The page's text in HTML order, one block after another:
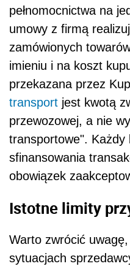
pełnomocnictwa na
umowy z firmą
zamówionych
imieniu i na koszt
przekazana przez
transport jest kwotą
przewozowej, a nie
transportowe". Każdy
sfinansowania
obowiązek
Istotne limity
Warto zwrócić
sytuacjach